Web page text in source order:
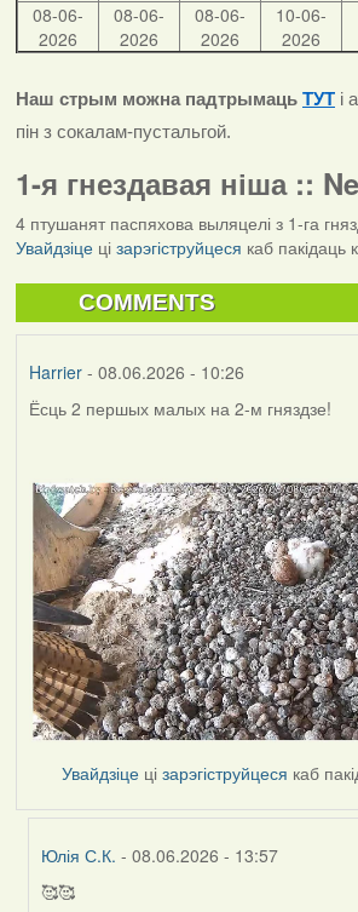
08-06-
2026
08-06-
2026
08-06-
2026
10-06-
2026
Наш стрым можна падтрымаць ТУТ і
пін з сокалам-пустальгой.
1-я гнездавая ніша ::
4 птушанят паспяхова выляцелі з 1-га
Увайдзіцеці зарэгіструйцеся каб пакідаць
COMMENTS
Harrier- 08.06.2026 - 10:26
Ёсць 2 першых малых на 2-м гняздзе!
Увайдзіце цізарэгіструйцеся каб
Юлія С.К. - 08.06.2026 - 13:57
In
🥰🥰